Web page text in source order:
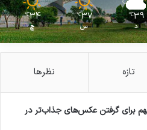
39
℃
د
37
℃
س
34
℃
چ
تازه نظرها
برای گرفتن عکس‌های جذاب‌تر در